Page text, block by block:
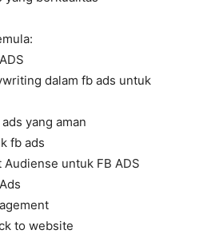
dalam fb ads untuk
yang aman
fb ads
untuk FB ADS
to website